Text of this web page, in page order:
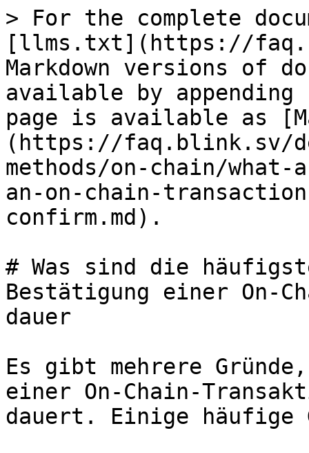
> For the complete
[llms.txt](https://
Markdown versions of
available by
page is available as
(https://faq.blink.sv/
methods/on-chain/what-
an-on-chain-
confirm.md).
# Was sind die
Bestätigung einer On-
dauer
Es gibt mehrere
einer On-Chain-
dauert. Einige häufige